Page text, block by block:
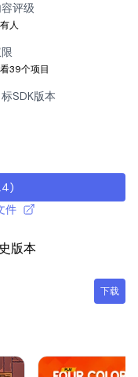
评级
人
39个项目
标SDK版本
)
件
版本
下载